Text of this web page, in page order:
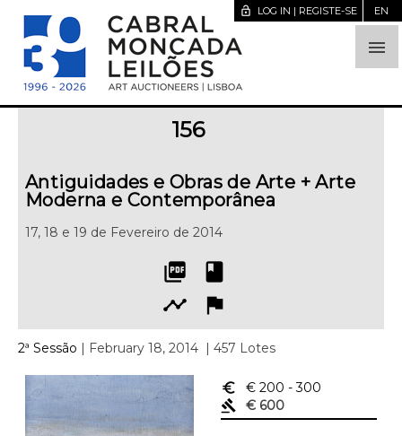

lock_open LOG IN | REGISTE-SE EN
156
Antiguidades e Obras de Arte + Arte
Moderna e Contemporânea
17, 18 e 19 de Fevereiro de 2014
picture_as_pdf
book
timeline
flag
2ª Sessão | February 18, 2014 | 457 Lotes
euro_symbol € 200 - 300
gavel
€ 600